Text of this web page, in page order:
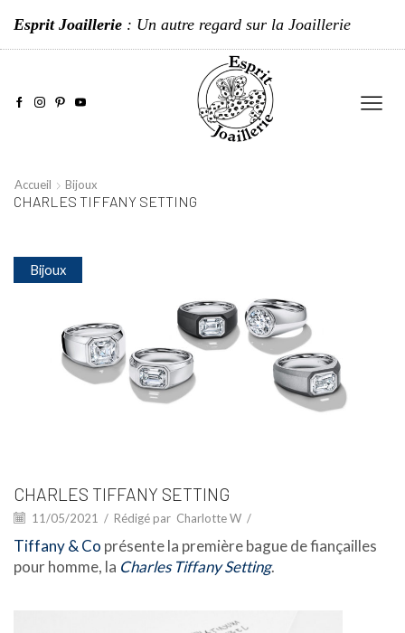
Esprit Joaillerie : Un autre regard sur la Joaillerie
Accueil Bijoux
CHARLES TIFFANY SETTING
Bijoux
CHARLES TIFFANY SETTING
11/05/2021 / Rédigé par Charlotte W /
Tiffany & Co présente la première bague de fiançailles
pour homme, la Charles Tiffany Setting.